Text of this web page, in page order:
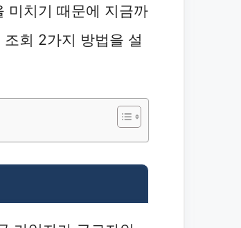
미치기 때문에 지금까
회 2가지 방법을 설